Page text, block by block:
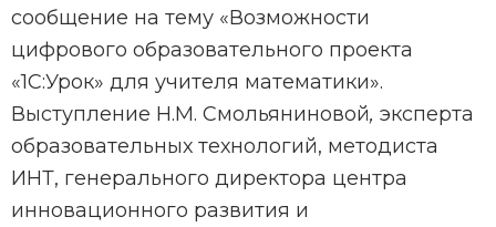
сообщение на тему «Возможности
цифрового образовательного проекта
«1С:Урок» для учителя математики».
Выступление Н.М. Смольяниновой, эксперта
образовательных технологий, методиста
ИНТ, генерального директора центра
инновационного развития и